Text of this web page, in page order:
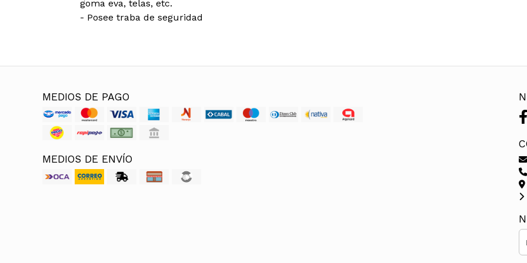
goma eva, telas, etc.
- Posee traba de seguridad
MEDIOS DE PAGO
MEDIOS DE ENVÍO